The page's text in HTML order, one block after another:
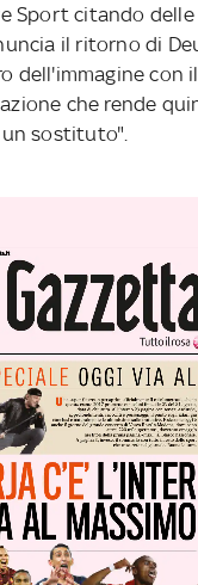
Sport citando
il ritorno di
dell'immagine
che rende
un sostituto".